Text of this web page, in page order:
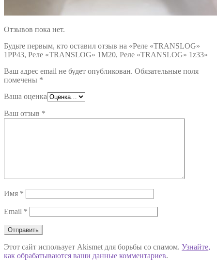
Отзывов пока нет.
Будьте первым, кто оставил отзыв на «Реле «TRANSLOG»
1РР43, Реле «TRANSLOG» 1M20, Реле «TRANSLOG» 1z33»
Ваш адрес email не будет опубликован. Обязательные поля
помечены *
Ваша оценка
Ваш отзыв *
Имя *
Email *
Этот сайт использует Akismet для борьбы со спамом. Узнайте,
как обрабатываются ваши данные комментариев.